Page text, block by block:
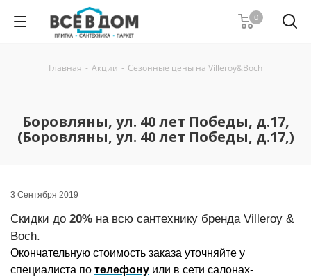
0
Главная - Акции - Сезонные цены на Villeroy&Boch
Боровляны, ул. 40 лет Победы, д.17,
(Боровляны, ул. 40 лет Победы, д.17,)
3 Сентября 2019
Скидки до 20% на всю сантехнику бренда Villeroy &
Boch.
Окончательную стоимость заказа уточняйте у
специалиста по телефону или в сети салонах-